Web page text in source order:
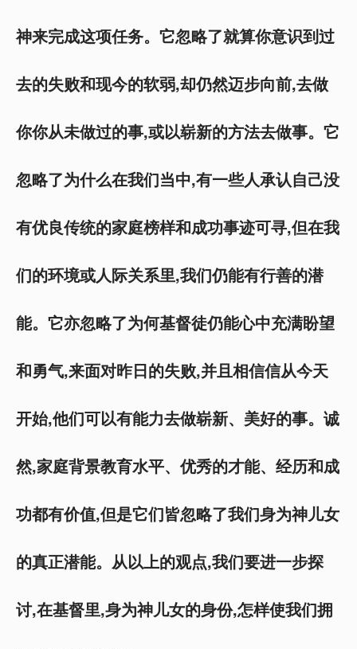
神来完成这项任务。它忽略了就算你意识到过
去的失败和现今的软弱,却仍然迈步向前,去做
你你从未做过的事,或以崭新的方法去做事。它
忽略了为什么在我们当中,有一些人承认自己没
有优良传统的家庭榜样和成功事迹可寻,但在我
们的环境或人际关系里,我们仍能有行善的潜
能。它亦忽略了为何基督徒仍能心中充满盼望
和勇气,来面对昨日的失败,并且相信信从今天
开始,他们可以有能力去做崭新、美好的事。诚
然,家庭背景教育水平、优秀的才能、经历和成
功都有价值,但是它们皆忽略了我们身为神儿女
的真正潜能。从以上的观点,我们要进一步探
讨,在基督里,身为神儿女的身份,怎样使我们拥